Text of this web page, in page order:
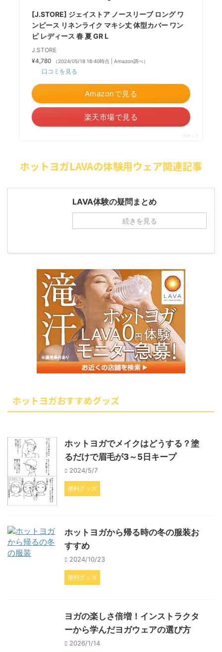
[J.STORE] ジェイストア ノースリーブ ロング ワ
ンピース リネンライク マキシ丈 体型カバー ワン
ピ レディース 春 夏 GR L
J.STORE
¥4,780
（2024/05/18 18:40時点 | Amazon調べ）
口コミを見る
Amazonで見る
楽天市場で見る
ポチップ
ホットヨガLAVAの体験用ウェア関連記事
LAVA体験の疑問まとめ
続きを見る
ホットヨガおすすめグッズ
ホットヨガでメイクはどうする？塗
るだけで眉毛が3～5日キープ
2024/5/7
便利グッズ
ホットヨガから帰る時の冬の服装お
すすめ
2024/10/23
便利グッズ
ヨガの楽しさ倍増！インストラクタ
ーから学んだヨガウェアの選び方
2026/1/14